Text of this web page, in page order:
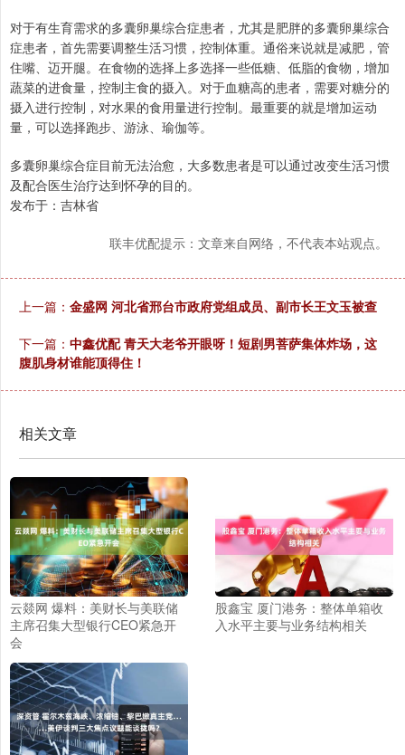
对于有生育需求的多囊卵巢综合症患者，尤其是肥胖的多囊卵巢综合
症患者，首先需要调整生活习惯，控制体重。通俗来说就是减肥，管
住嘴、迈开腿。在食物的选择上多选择一些低糖、低脂的食物，增加
蔬菜的进食量，控制主食的摄入。对于血糖高的患者，需要对糖分的
摄入进行控制，对水果的食用量进行控制。最重要的就是增加运动
量，可以选择跑步、游泳、瑜伽等。
多囊卵巢综合症目前无法治愈，大多数患者是可以通过改变生活习惯
及配合医生治疗达到怀孕的目的。
发布于：吉林省
联丰优配提示：文章来自网络，不代表本站观点。
上一篇： 金盛网 河北省邢台市政府党组成员、副市长王文玉被查
下一篇： 中鑫优配 青天大老爷开眼呀！短剧男菩萨集体炸场，这
腹肌身材谁能顶得住！
相关文章
云燚网 爆料：美财长与美联储
主席召集大型银行CEO紧急开
会
股鑫宝 厦门港务：整体单箱收
入水平主要与业务结构相关